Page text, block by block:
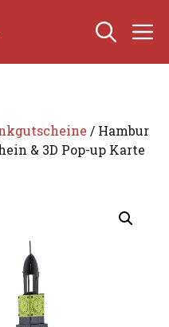
/ Hambur
& 3D Pop-up Karte